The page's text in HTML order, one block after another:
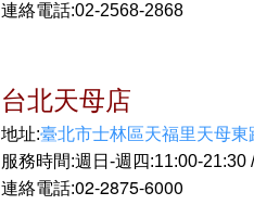
連絡電話:02-2568-2868
台北天母店
地址:臺北市士林區天福里天母
服務時間:週日-週四:11:00-21:30
連絡電話:02-2875-6000